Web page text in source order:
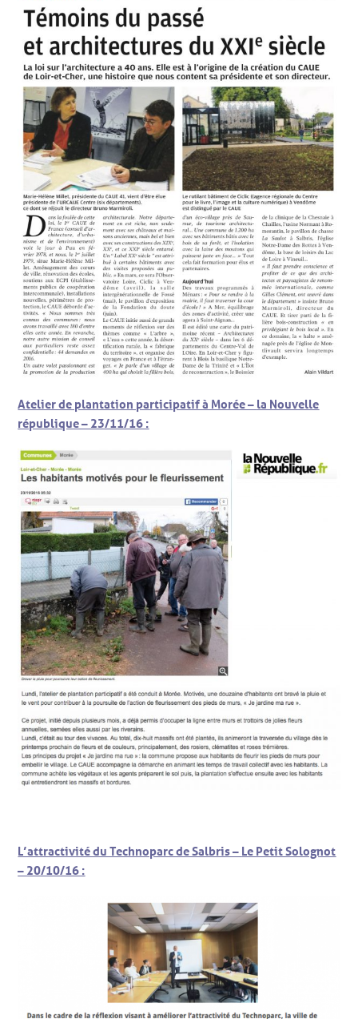
Atelier de plantation participatif à Morée – la Nouvelle
république – 23/11/16 :
L’attractivité du Technoparc de Salbris – Le Petit Solognot
– 20/10/16 :